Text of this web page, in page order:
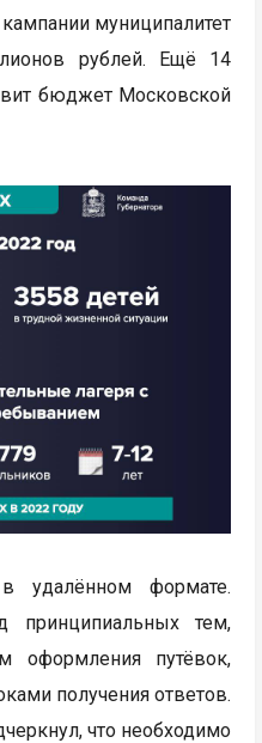
муниципалитет
рублей. Ещё 14
бюджет Московской
удалённом формате.
принципиальных тем,
оформления путёвок,
получения ответов.
что необходимо